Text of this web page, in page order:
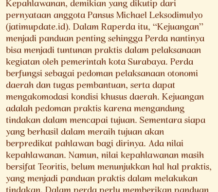
Kepahlawanan, demikian yang dikutip dari
pernyataan anggota Pansus Michael Leksodimulyo
(jatimupdate.id). Dalam Raperda itu, “Kejuangan”
menjadi panduan penting sehingga Perda nantinya
bisa menjadi tuntunan praktis dalam pelaksanaan
kegiatan oleh pemerintah kota Surabaya. Perda
berfungsi sebagai pedoman pelaksanaan otonomi
daerah dan tugas pembantuan, serta dapat
mengakomodasi kondisi khusus daerah. Kejuangan
adalah pedoman praktis karena mengandung
tindakan dalam mencapai tujuan. Sementara siapa
yang berhasil dalam meraih tujuan akan
berpredikat pahlawan bagi dirinya. Ada nilai
kepahlawanan. Namun, nilai kepahlawanan masih
bersifat Teoritis, belum menunjukkan hal hal praktis,
yang menjadi panduan praktis dalam melakukan